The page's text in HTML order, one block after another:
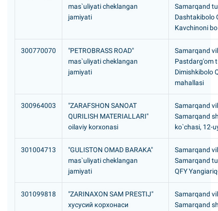
mas`uliyati cheklangan
jamiyati
Samarqand
Dashtakibolo
Kavchinoni
300770070
"PETROBRASS ROAD"
mas`uliyati cheklangan
jamiyati
Samarqand
Pastdarg'om
Dimishkibolo
mahallasi
300964003
"ZARAFSHON SANOAT
QURILISH MATERIALLARI"
oilaviy korxonasi
Samarqand
Samarqand
ko`chasi, 12-
301004713
"GULISTON OMAD BARAKA"
mas`uliyati cheklangan
jamiyati
Samarqand
Samarqand
QFY
301099818
"ZARINAXON SAM PRESTIJ"
хусусий корхонаси
Samarqand
Samarqand